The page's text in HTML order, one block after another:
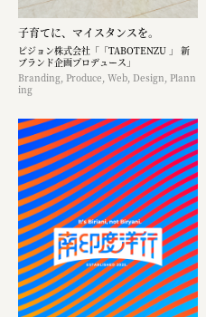
子育てに、マイスタンスを。
ピジョン株式会社「「TABOTENZU 」 新
ブランド企画プロデュース」
Branding, Produce, Web, Design, Plann
ing